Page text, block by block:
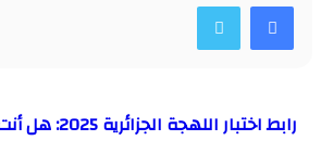
اللهجة الجزائرية 2025: هل أنت جزائري أصيل؟